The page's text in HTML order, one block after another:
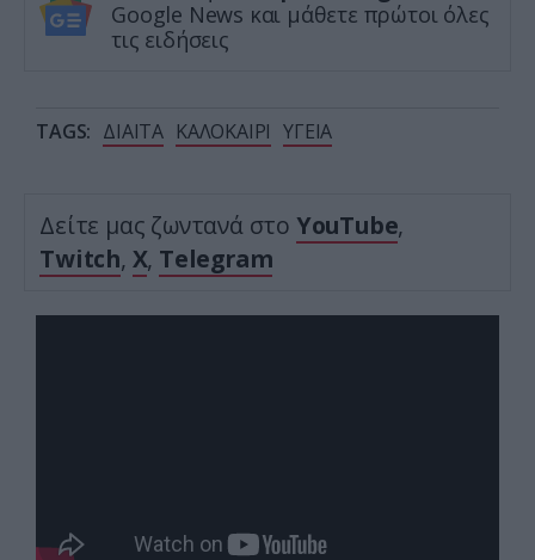
Google News και μάθετε πρώτοι όλες
τις ειδήσεις
TAGS: ΔΙΑΙΤΑ ΚΑΛΟΚΑΙΡΙ ΥΓΕΙΑ
Δείτε μας ζωντανά στο YouTube,
Twitch, X, Telegram